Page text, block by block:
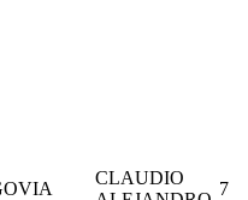
CLAUDIO
7